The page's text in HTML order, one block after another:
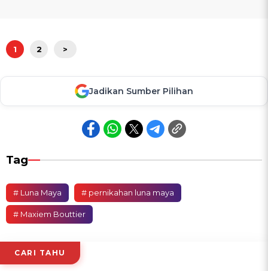
1 2 >
Jadikan Sumber Pilihan
Tag
# Luna Maya # pernikahan luna maya
# Maxiem Bouttier
CARI TAHU